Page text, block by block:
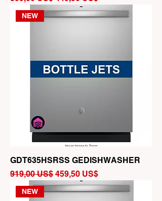
NEW
GDT635HSRSS GEDISHWASHER
Precio
919,00 US$ Precio de oferta
459,50 US$
NEW